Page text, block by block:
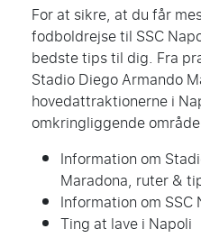
For at sikre, at du får
fodboldrejse til SSC
bedste tips til dig. Fra
Stadio Diego Armando
hovedattraktionerne i
omkringliggende
Information om
Maradona, ruter &
Information om SSC
Ting at lave i Napoli